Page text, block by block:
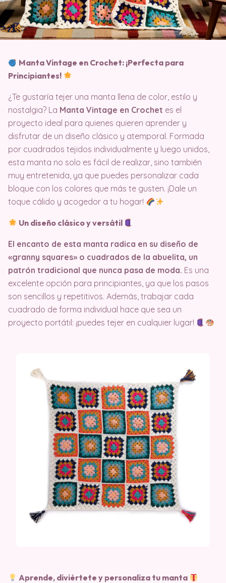
Manta Vintage en Crochet: ¡Perfecta para
Principiantes!
¿Te gustaría tejer una manta llena de color, estilo y
nostalgia? La Manta Vintage en Crochet es el
proyecto ideal para quienes quieren aprender y
disfrutar de un diseño clásico y atemporal. Formada
por cuadrados tejidos individualmente y luego unidos,
esta manta no solo es fácil de realizar, sino también
muy entretenida, ya que puedes personalizar cada
bloque con los colores que más te gusten. ¡Dale un
toque cálido y acogedor a tu hogar!
Un diseño clásico y versátil
El encanto de esta manta radica en su diseño de
«granny squares» o cuadrados de la abuelita, un
patrón tradicional que nunca pasa de moda. Es una
excelente opción para principiantes, ya que los pasos
son sencillos y repetitivos. Además, trabajar cada
cuadrado de forma individual hace que sea un
proyecto portátil: ¡puedes tejer en cualquier lugar!
Aprende, diviértete y personaliza tu manta